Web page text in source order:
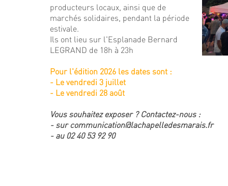
producteurs locaux, ainsi que de
marchés solidaires, pendant la période
estivale.
Ils ont lieu sur l'Esplanade Bernard
LEGRAND de 18h à 23h
Pour l'édition 2026 les dates sont :
- Le vendredi 3 juillet
- Le vendredi 28 août
Vous souhaitez exposer ? Contactez-nous :
- sur communication@lachapelledesmarais.fr
- au 02 40 53 92 90